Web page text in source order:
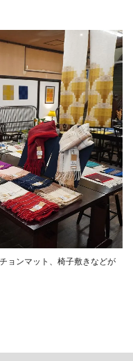
ョンマット、椅子敷きなどが